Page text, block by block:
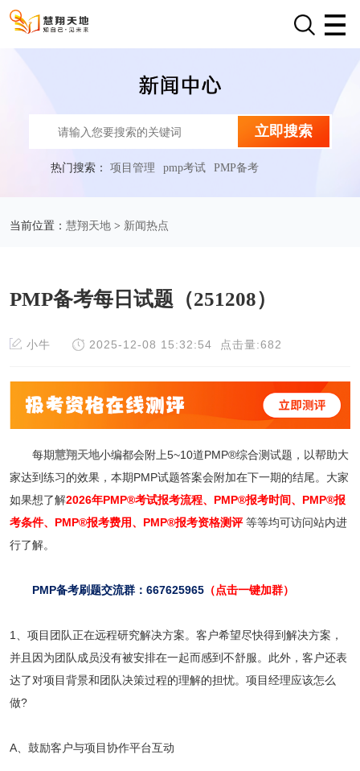
立即搜索
热门搜索：项目管理 pmp考试 PMP备考
当前位置： 慧翔天地> 新闻热点
PMP备考每日试题（251208）
小牛 2025-12-08 15:32:54 点击量:682
每期慧翔天地小编都会附上5~10道PMP®综合测试题，以帮助大
家达到练习的效果，本期PMP试题答案会附加在下一期的结尾。大家
如果想了解2026年PMP®考试报考流程、 PMP®报考时间、 PMP®报
考条件、 PMP®报考费用、 PMP®报考资格测评等等均可访问站内进
行了解。
PMP备考刷题交流群：667625965（点击一键加群）
1、项目团队正在远程研究解决方案。客户希望尽快得到解决方案，
并且因为团队成员没有被安排在一起而感到不舒服。此外，客户还表
达了对项目背景和团队决策过程的理解的担忧。项目经理应该怎么
做?
A、鼓励客户与项目协作平台互动